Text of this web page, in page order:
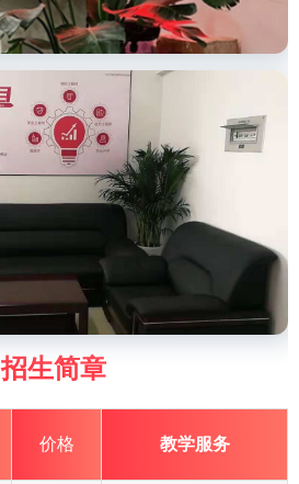
招生简章
价格 教学服务